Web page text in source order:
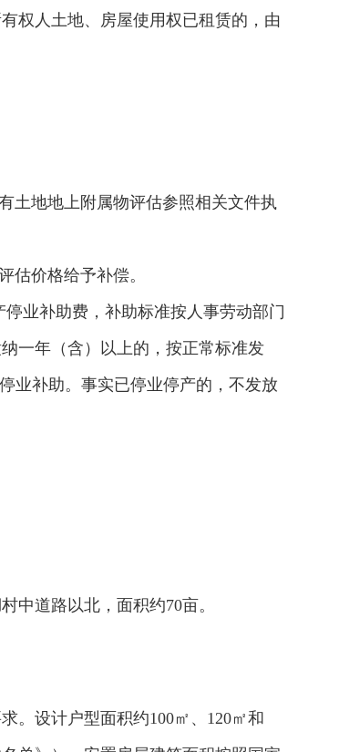
权人土地、房屋使用权已租赁的，由
土地地上附属物评估参照相关文件执
估价格给予补偿。
业补助费，补助标准按人事劳动部门
一年（含）以上的，按正常标准发
业补助。事实已停业停产的，不发放
中道路以北，面积约70亩。
。设计户型面积约100㎡、120㎡和